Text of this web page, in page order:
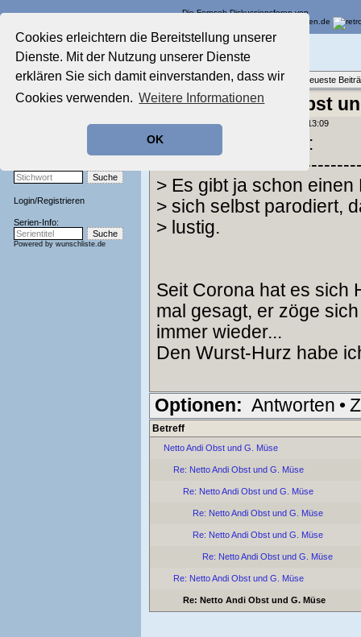
Cookies erleichtern die Bereitstellung unserer
Dienste. Mit der Nutzung unserer Dienste
erklären Sie sich damit einverstanden, dass wir
Cookies verwenden. Weitere Informationen
OK
Die Fernseh-Diskussionsforen von
Aktuelles Forum
Nostalgieecke
Der Werbeblock
Login/Registrieren
Serien-Info:
Powered by wunschliste.de
TV-Werbung gestern & heute
Themenübersicht • Neues Thema Neueste
Re: Netto Andi Obst
geschrieben von: , 24.06.26 13:09
Uggy6974 schrieb:
> Es gibt ja schon
> sich selbst parodiert,
> lustig.
Seit Corona hat es sich
mal gesagt, er zöge
immer wieder...
Den Wurst-Hurz habe
Optionen: Antworten •
Betreff
Netto Andi Obst und G. Müse
Re: Netto Andi Obst und G. Müse
Re: Netto Andi Obst und G. Müse
Re: Netto Andi Obst und G. Müse
Re: Netto Andi Obst und G. Müse
Re: Netto Andi Obst und G. Müse
Re: Netto Andi Obst und G. Müse
Re: Netto Andi Obst und G. Müse